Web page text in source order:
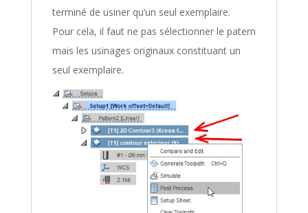
terminé de usiner qu’un seul exemplaire.
Pour cela, il faut ne pas sélectionner le patern
mais les usinages originaux constituant un
seul exemplaire.